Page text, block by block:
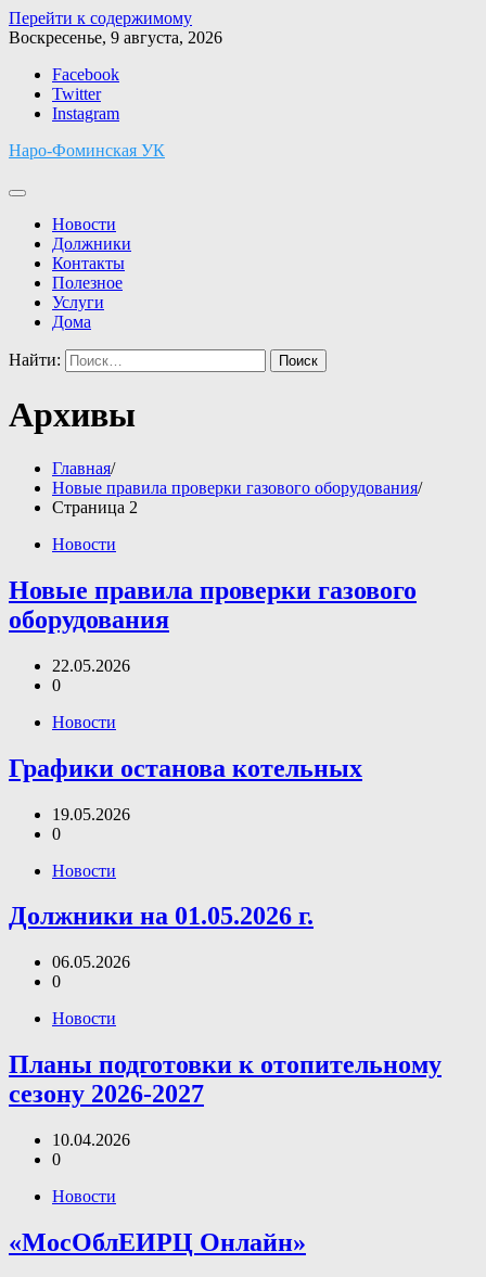
Перейти к содержимому
Воскресенье, 9 августа, 2026
Facebook
Twitter
Instagram
Наро-Фоминская УК
Новости
Должники
Контакты
Полезное
Услуги
Дома
Найти:
Архивы
Главная
Новые правила проверки газового оборудования
Страница 2
Новости
Новые правила проверки газового
оборудования
22.05.2026
0
Новости
Графики останова котельных
19.05.2026
0
Новости
Должники на 01.05.2026 г.
06.05.2026
0
Новости
Планы подготовки к отопительному
сезону 2026-2027
10.04.2026
0
Новости
«МосОблЕИРЦ Онлайн»